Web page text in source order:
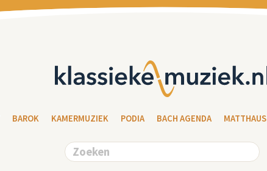
BAROK KAMERMUZIEK PODIA BACH AGENDA MATTHAUS